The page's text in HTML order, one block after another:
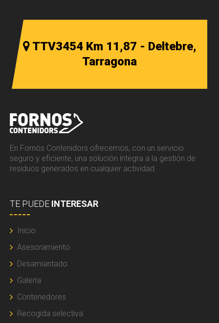
TTV3454 Km 11,87 - Deltebre,
Tarragona
En Fornós Contenidors ofrecemos, con un servicio
seguro y eficiente, una solución íntegra a la gestión de
residuos generados en cualquier actividad.
TE PUEDE INTERESAR
Inicio
Asesoramiento
Desamiantado
Galería
Contenedores
Recogida selectiva